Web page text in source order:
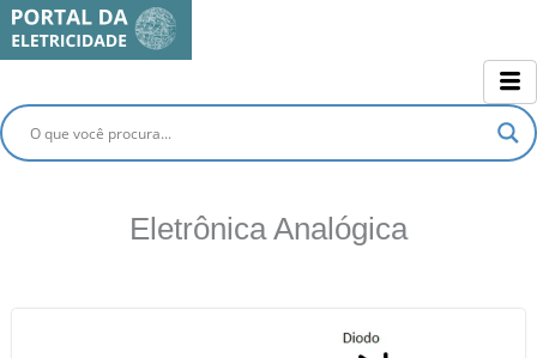
para
conteúdo
Eletrônica Analógica